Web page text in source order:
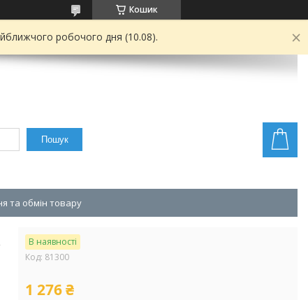
Кошик
робочого дня (10.08).
Пошук
та обмін товару
В наявності
Код: 81300
1 276 ₴